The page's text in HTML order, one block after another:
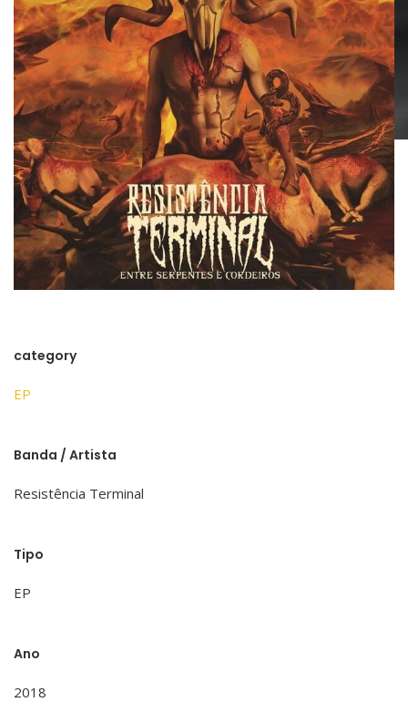
category
EP
Banda / Artista
Resistência Terminal
Tipo
EP
Ano
2018